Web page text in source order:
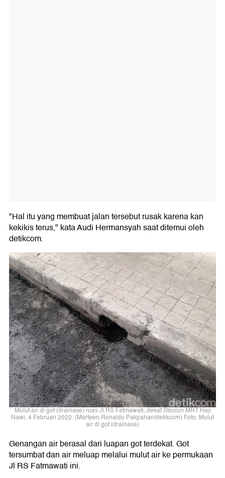
"Hal itu yang membuat jalan tersebut rusak karena kan
kekikis terus," kata Audi Hermansyah saat ditemui oleh
detikcom.
Mulut air di got (drainase) ruas Jl RS Fatmawati, dekat Stasiun MRT Haji
Nawi, 4 Februari 2022. (Marteen Ronaldo Pakpahan/detikcom) Foto: Mulut
air di got (drainase)
Genangan air berasal dari luapan got terdekat. Got
tersumbat dan air meluap melalui mulut air ke permukaan
Jl RS Fatmawati ini.